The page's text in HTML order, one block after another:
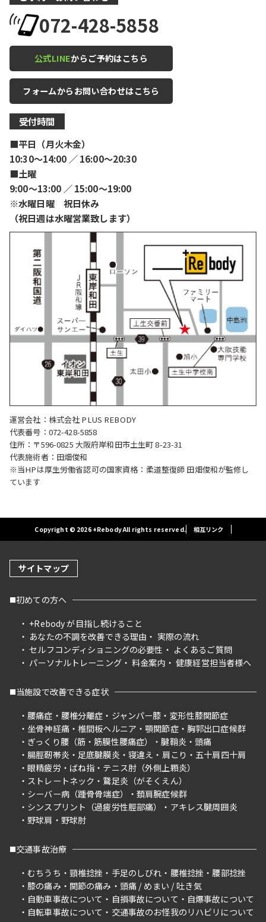
072-428-5858
公式LINEからご予約はこちら
フォームからお問い合わせはこちら
受付時間
■平日（月火木金）
10:30〜14:00 ／ 16:00〜20:30
■土曜
9:00〜13:00 ／ 15:00〜19:00
※水曜日曜 祝日休み
（祝日週は水曜営業致します）
運営会社：株式会社 PLUS REBODY
代表番号：072-428-5858
住所：〒596-0825 大阪府岸和田市土生町 8-23-31
代表施術者：田畑俊和
※当HPは厚生労働省認可の国家資格：柔道整復師 田畑俊和が監修し
ています
Copyright © 2026 +Rebody All rights reserved. 相互リンク
サイトマップ
初めての方へ
+Rebody が目指し続けること
あなたの不調を改善できる理由
実際の流れ
セルフコンディショニングの必要性
よくあるご質問
パーソナルトレーニング
料金案内 健康経営担当者様へ
当施設で改善できる症状
腰痛症
腰椎分離症 ジャンパー膝
変形性膝関節症
坐骨神経痛
椎間板ヘルニア 顎関節症
胸郭出口症候群
ぎっくり腰（筋・筋膜性腰痛症）
腱鞘炎
頭痛
腸脛靭帯炎
足底腱膜炎 寝違え 肩こり
五十肩四十肩
眼精疲労
ばね指
テニス肘（外側上顆炎）
ストレートネック
鵞足炎（がそくえん）
シーバー病（踵骨骨端症）
頚肩腕症候群
シンスプリント（過疲労性脛部痛）
アキレス腱周囲炎
野球肩
野球肘
交通事故治療
むちうち
頸椎捻挫 手足のしびれ 腰椎捻挫
腰部捻挫
膝の痛み
関節の痛み
頭痛 / めまい / 吐き気
自動車事故について
自損事故について
自爆事故について
自転車事故について
交通事故のお怪我のリハビリについて